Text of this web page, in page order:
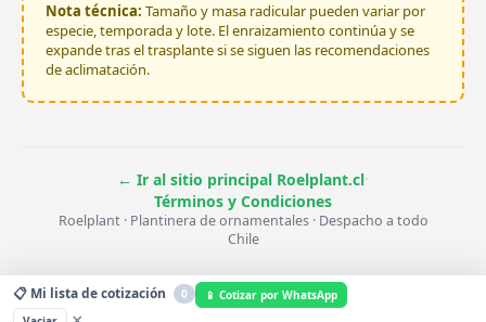
Nota técnica: Tamaño y masa radicular pueden variar por
especie, temporada y lote. El enraizamiento continúa y se
expande tras el trasplante si se siguen las recomendaciones
de aclimatación.
← Ir al sitio principal Roelplant.cl·
Términos y Condiciones
Roelplant · Plantinera de ornamentales · Despacho a todo
Chile
📋 Mi lista de cotización 0
📱 Cotizar por WhatsApp